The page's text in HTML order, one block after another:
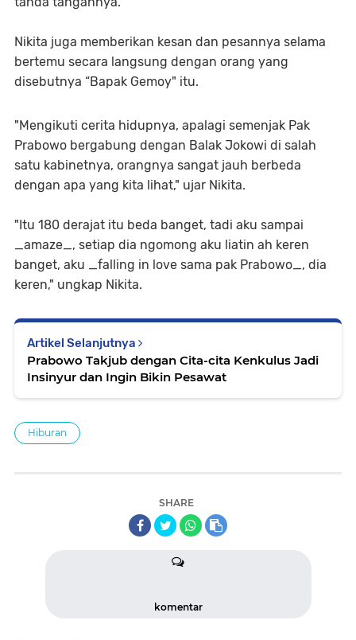
Nikita juga memberikan kesan dan pesannya selama
bertemu secara langsung dengan orang yang
disebutnya “Bapak Gemoy" itu.
"Mengikuti cerita hidupnya, apalagi semenjak Pak
Prabowo bergabung dengan Balak Jokowi di salah
satu kabinetnya, orangnya sangat jauh berbeda
dengan apa yang kita lihat," ujar Nikita.
"Itu 180 derajat itu beda banget, tadi aku sampai
_amaze_, setiap dia ngomong aku liatin ah keren
banget, aku _falling in love sama pak Prabowo_, dia
keren," ungkap Nikita.
Artikel Selanjutnya
Prabowo Takjub dengan Cita-cita Kenkulus Jadi
Insinyur dan Ingin Bikin Pesawat
Hiburan
SHARE
komentar